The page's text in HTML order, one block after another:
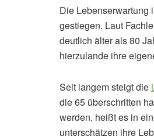
Die Lebenserwartung
gestiegen. Laut
deutlich älter als 80
hierzulande ihre
Seit langem steigt die
die 65 überschritten
werden, heißt es in
unterschätzen ihre